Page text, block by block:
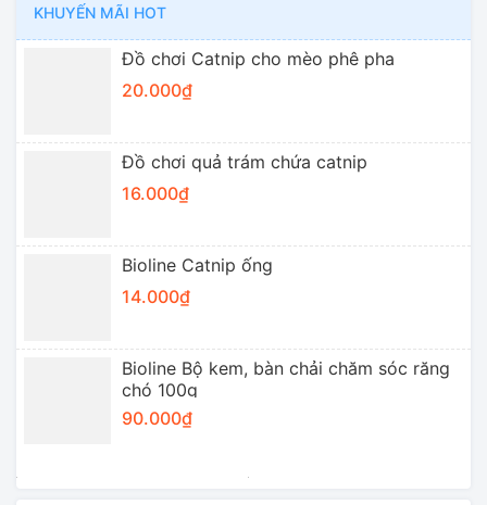
KHUYẾN MÃI HOT
Đồ chơi Catnip cho mèo phê pha
20.000₫
Đồ chơi quả trám chứa catnip
16.000₫
Bioline Catnip ống
14.000₫
Bioline Bộ kem, bàn chải chăm sóc răng
chó 100g
90.000₫